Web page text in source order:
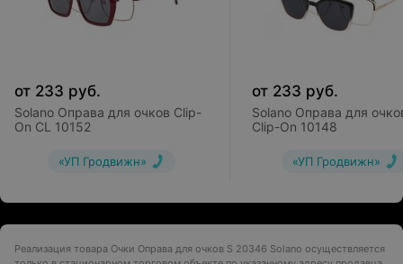
от 233 руб.
Solano Оправа для очков Clip-
On CL 10152
«УП Гродвижн»
от 233 руб.
Solano Оправа для
Clip-On 10148
«УП Гродвижн»
Реализация товара Очки Оправа для очков S 20346 Solano осуществляется